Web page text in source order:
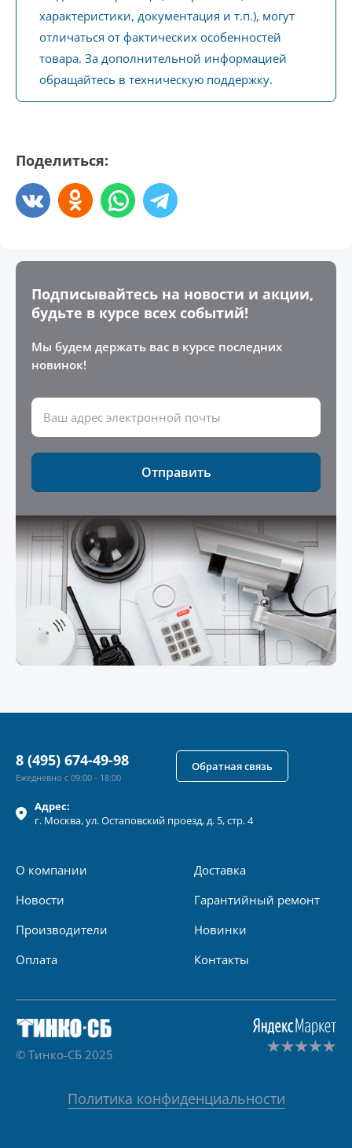
характеристики, документация и т.п.), могут
отличаться от фактических особенностей
товара. За дополнительной информацией
обращайтесь в техническую поддержку.
Поделиться:
Подписывайтесь на новости и акции,
будьте в курсе всех событий!
Мы будем держать вас в курсе последних
новинок!
Отправить
Адрес:
г. Москва, ул.Остаповский проезд, д. 5, стр. 4
О компании
Новости
Производители
Оплата
Доставка
Гарантийный ремонт
Новинки
Контакты
8 (495) 674-49-98
Ежедневно с 09:00 - 18:00
Обратная связь
© Тинко-СБ 2025
Политика конфиденциальности